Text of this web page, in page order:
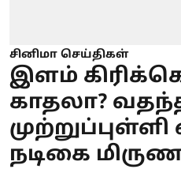
சினிமா செய்திகள்
இளம்
காதலா?
நடிகை